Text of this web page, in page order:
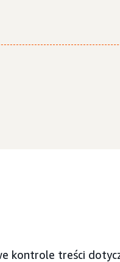
kontrole treści